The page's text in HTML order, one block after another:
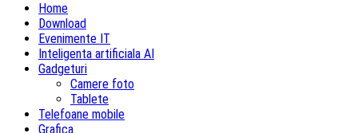
Home
Download
Evenimente IT
Inteligenta artificiala AI
Gadgeturi
Camere foto
Tablete
Telefoane mobile
Grafica